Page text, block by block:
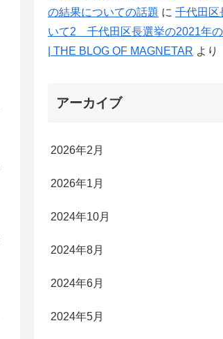
の結果についての話題 に 千代田区
いて2 千代田区長選挙の2021年
| THE BLOG OF MAGNETAR より
アーカイブ
2026年2月
2026年1月
2024年10月
2024年8月
2024年6月
2024年5月